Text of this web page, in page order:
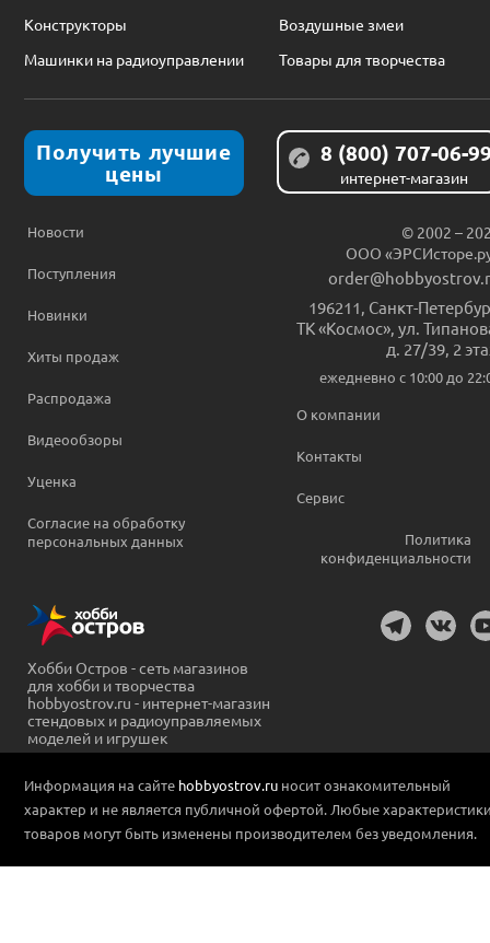
Конструкторы
Воздушные змеи
Машинки на радиоуправлении
Товары для творчества
Получить лучшие
цены
8 (800) 707-06-
интернет-магазин
Новости
Поступления
Новинки
Хиты продаж
Распродажа
Видеообзоры
Уценка
Согласие на обработку
персональных данных
© 2002 –
ООО
196211 Санкт-
ТК «Космос», ул.
д. 27/39, 2
ежедневно c 10:00 до
О компании
Контакты
Сервис
Политика
конфиденциальности
Хобби Остров - сеть магазинов
для хобби и творчества
hobbyostrov.ru - интернет-магазин
стендовых и радиоуправляемых
моделей и игрушек
Информация на сайте hobbyostrov.ru носит ознакомительный
характер и не является публичной офертой. Любые
товаров могут быть изменены производителем без уведомления.